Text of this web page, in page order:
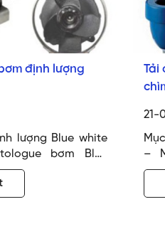
định lượng
lượng Blue white
bơm Blue
bơm định lượng
để tải tài liệu bơm
white ==> Tải
Tải
21-
–